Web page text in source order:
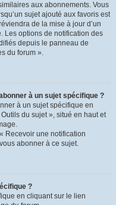
aux abonnements. Vous
sujet ajouté aux favoris est
de la mise à jour d’un
Les options de notification des
depuis le panneau de
du forum ».
à un sujet spécifique ?
à un sujet spécifique en
du sujet », situé en haut et
Recevoir une notification
abonner à ce sujet.
?
en cliquant sur le lien